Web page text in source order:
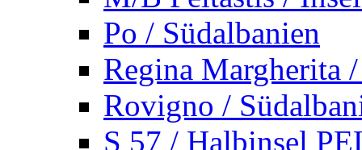
Po / Südalbanien
Regina Margherita
Rovigno /
S 57 / Halbinsel